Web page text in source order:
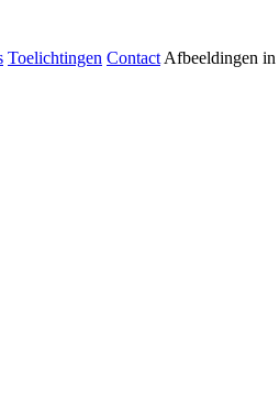
Toelichtingen Contact Afbeeldingen